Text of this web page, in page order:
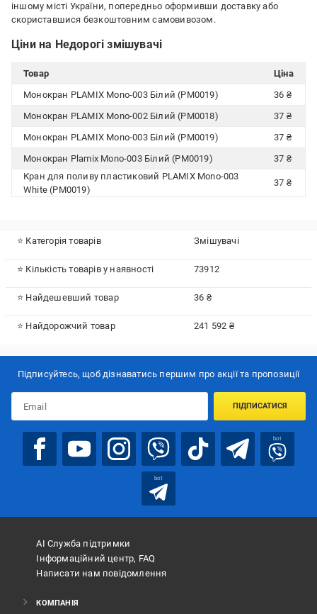
іншому місті України, попередньо оформивши доставку або
скориставшися безкоштовним самовивозом.
Ціни на Недорогі змішувачі
Товар
Ціна
Монокран PLAMIX Mono-003 Білий (PM0019)
36 ₴
Монокран PLAMIX Mono-002 Білий (PM0018)
37 ₴
Монокран PLAMIX Mono-003 Білий (PM0019)
37 ₴
Монокран Plamix Mono-003 Білий (PM0019)
37 ₴
Кран для поливу пластиковий PLAMIX Mono-003
White (PM0019)
37 ₴
⭐ Категорія товарів Змішувачі
⭐ Кількість товарів у наявності 73912
⭐ Найдешевший товар 36 ₴
⭐ Найдорожчий товар 241 592 ₴
Підписуйтесь, щоб дізнаватись першим про акції та пропозиції
ПІДПИСАТИСЯ
bot
bot
АІ Служба підтримки
Інформаційний центр, FAQ
Написати нам повідомлення
КОМПАНІЯ